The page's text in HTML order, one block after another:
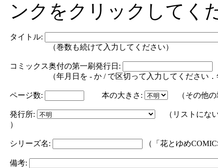
ンクをクリックしてく
タイトル:
（巻数も続けて入力してください）
コミックス奥付の第一刷発行日:
（年月日を - か / で区切って入力してください．年
ページ数: 本の大きさ: （その他の
発行所:
（リストにな
）
シリーズ名: （「花とゆめ
備考: